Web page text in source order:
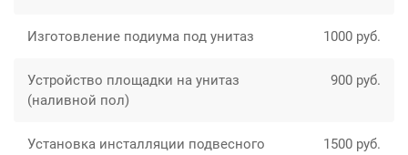
Изготовление подиума под унитаз 1000 руб.
Устройство площадки на унитаз
(наливной пол)
900 руб.
Установка инсталляции подвесного
1500 руб.